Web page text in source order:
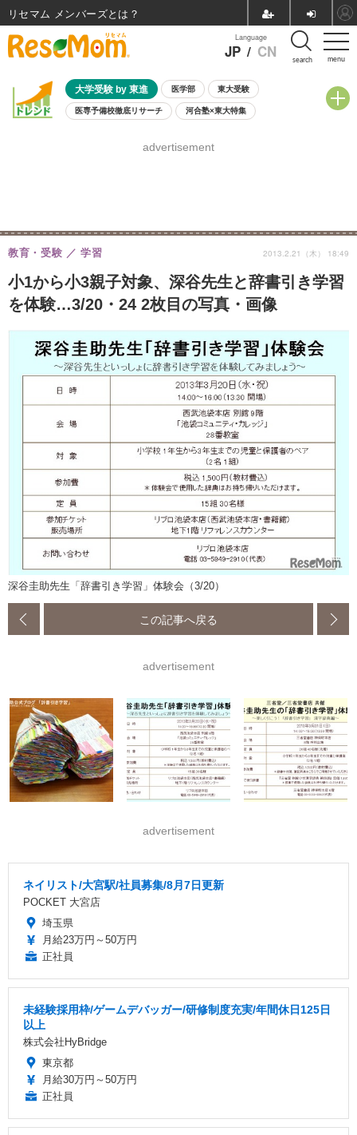
menu
Language
JP / CN search
大学受験 by 東進 医学部 東大受験
医専予備校徹底リサーチ 河合塾×東大特集
8月開催学校説明会・相談会
advertisement
小1から小3親子対象、深谷先生と辞書引き学習
を体験…3/20・24 2枚目の写真・画像
教育・受験 学習 2013.2.21（木） 18:49
深谷圭助先生「辞書引き学習」体験会（3/20）
この記事へ戻る
advertisement
advertisement
ネイリスト/大宮駅/社員募集/8月7日更新
POCKET 大宮店
埼玉県
月給23万円～50万円
正社員
未経験採用枠/ゲームデバッガー/研修制度充実/年間休日125日
以上
株式会社HyBridge
東京都
月給30万円～50万円
正社員
リセマム メンバーズ